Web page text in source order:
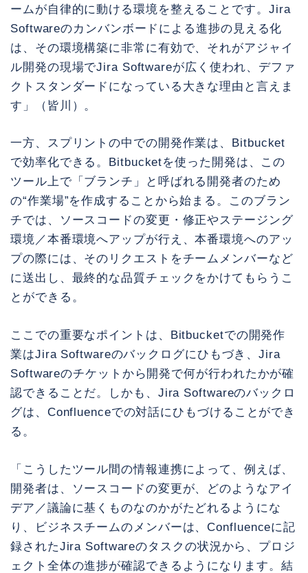
ームが自律的に動ける環境を整えることです。Jira
Softwareのカンバンボードによる進捗の見える化
は、その環境構築に非常に有効で、それがアジャイ
ル開発の現場でJira Softwareが広く使われ、デファ
クトスタンダードになっている大きな理由と言えま
す」（皆川）。
一方、スプリントの中での開発作業は、Bitbucket
で効率化できる。Bitbucketを使った開発は、この
ツール上で「ブランチ」と呼ばれる開発者のため
の“作業場”を作成することから始まる。このブラン
チでは、ソースコードの変更・修正やステージング
環境／本番環境へアップが行え、本番環境へのアッ
プの際には、そのリクエストをチームメンバーなど
に送出し、最終的な品質チェックをかけてもらうこ
とができる。
ここでの重要なポイントは、Bitbucketでの開発作
業はJira Softwareのバックログにひもづき、Jira
Softwareのチケットから開発で何が行われたかが確
認できることだ。しかも、Jira Softwareのバックロ
グは、Confluenceでの対話にひもづけることができ
る。
「こうしたツール間の情報連携によって、例えば、
開発者は、ソースコードの変更が、どのようなアイ
デア／議論に基くものなのかがたどれるようにな
り、ビジネスチームのメンバーは、Confluenceに記
録されたJira Softwareのタスクの状況から、プロジ
ェクト全体の進捗が確認できるようになります。結